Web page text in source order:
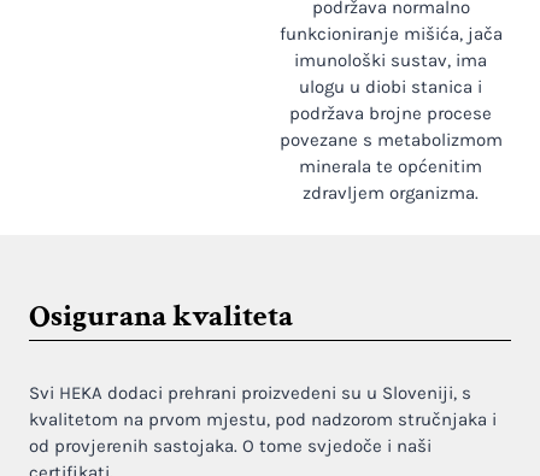
podržava normalno
funkcioniranje mišića, jača
imunološki sustav, ima
ulogu u diobi stanica i
podržava brojne procese
povezane s metabolizmom
minerala te općenitim
zdravljem organizma.
Osigurana kvaliteta
Svi HEKA dodaci prehrani proizvedeni su u Sloveniji, s
kvalitetom na prvom mjestu, pod nadzorom stručnjaka i
od provjerenih sastojaka. O tome svjedoče i naši